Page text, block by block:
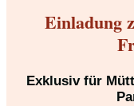
Einladung
Exklusiv für